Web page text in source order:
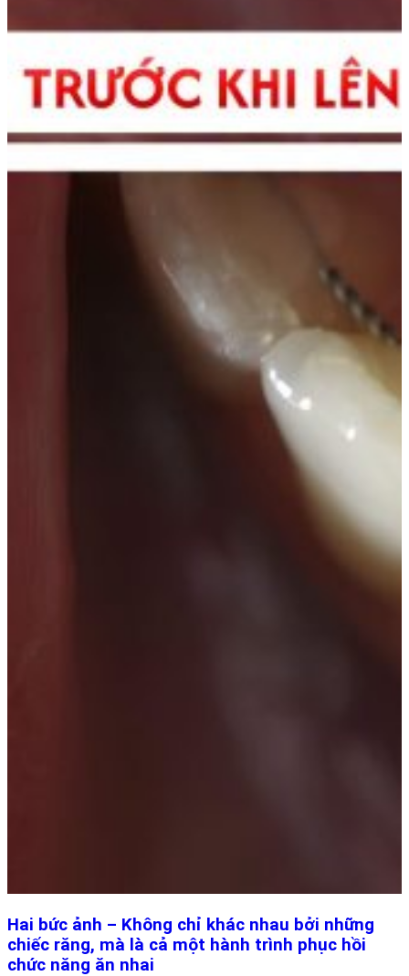
Hai bức ảnh – Không chỉ khác nhau bởi những
chiếc răng, mà là cả một hành trình phục hồi
chức năng ăn nhai